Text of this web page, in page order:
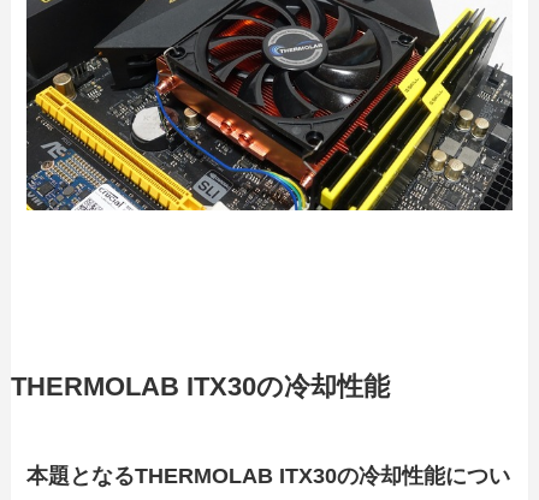
THERMOLAB ITX30の冷却性能
本題となるTHERMOLAB ITX30の冷却性能につい